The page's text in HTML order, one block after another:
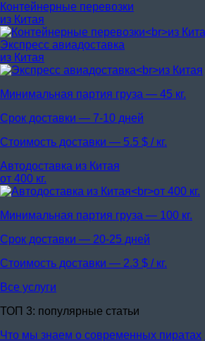
Контейнерные перевозки
из Китая
Экспресс авиадоставка
из Китая
Минимальная партия груза — 45 кг.
Срок доставки — 7-10 дней
Стоимость доставки — 5.5 $ / кг.
Автодоставка из Китая
от 400 кг.
Минимальная партия груза — 100 кг.
Срок доставки — 20-25 дней
Стоимость доставки — 2.3 $ / кг.
Все услуги
ТОП 3: популярные статьи
Что мы знаем о современных пиратах